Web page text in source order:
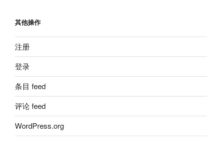
其他操作
注册
登录
条目 feed
评论 feed
WordPress.org